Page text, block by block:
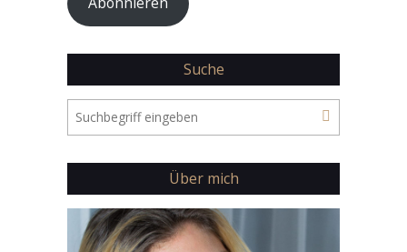
Suche
Über mich